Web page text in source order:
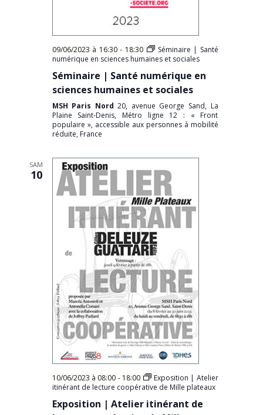
09/06/2023 à 16:30- 18:30
Séminaire | Santé
numérique en sciences humaines et sociales
Séminaire | Santé numérique en
sciences humaines et sociales
MSH Paris Nord20, avenue George Sand, La
Plaine Saint-Denis, Métro ligne 12 : « Front
populaire », accessible aux personnes à mobilité
réduite, France
SAM
10
10/06/2023 à 08:00 - 18:00
Exposition | Atelier
itinérant de lecture coopérative de Mille plateaux
Exposition | Atelier itinérant de